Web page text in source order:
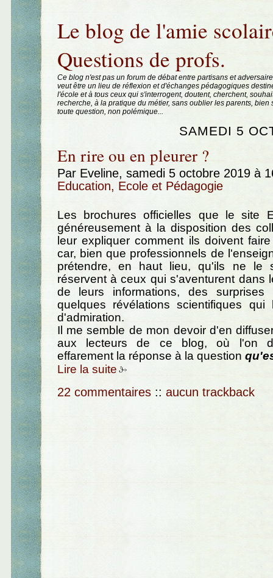
Le blog de l'amie
Questions de profs.
Ce blog n'est pas un forum de débat entre partisans et
veut être un lieu de réflexion et d'échanges pédagogiques
l'école et à tous ceux qui s'interrogent, doutent, cherchent,
recherche, à la pratique du métier, sans oublier les parents, bien
toute question, non polémique...
SAMEDI 5
En rire ou en pleurer ?
Par Eveline, samedi 5 octobre 2019 à
Education, Ecole et Pédagogie
Les brochures officielles que le site
généreusement à la disposition des
leur expliquer comment ils doivent
car, bien que professionnels de
prétendre, en haut lieu, qu'ils ne
réservent à ceux qui s'aventurent dans
de leurs informations, des surprises
quelques révélations scientifiques qui
d'admiration.
Il me semble de mon devoir d'en
aux lecteurs de ce blog, où l'on
effarement la réponse à la question
Lire la suite
22 commentaires :: aucun trackback